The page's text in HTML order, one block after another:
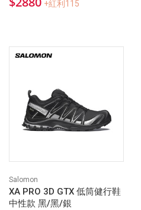
+紅利115
Salomon
XA PRO 3D GTX 低筒健行鞋
中性款 黑/黑/銀